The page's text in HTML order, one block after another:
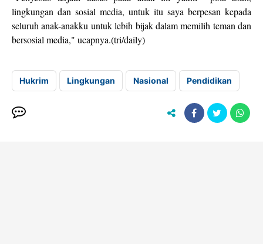
lingkungan dan sosial media, untuk itu saya berpesan kepada
seluruh anak-anakku untuk lebih bijak dalam memilih teman dan
bersosial media," ucapnya.(tri/daily)
Hukrim Lingkungan Nasional Pendidikan